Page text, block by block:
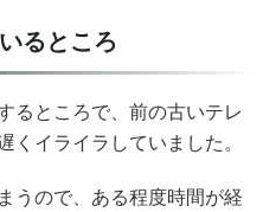
るところ
るところで、前の古いテレ
くイライラしていました。
うので、ある程度時間が経